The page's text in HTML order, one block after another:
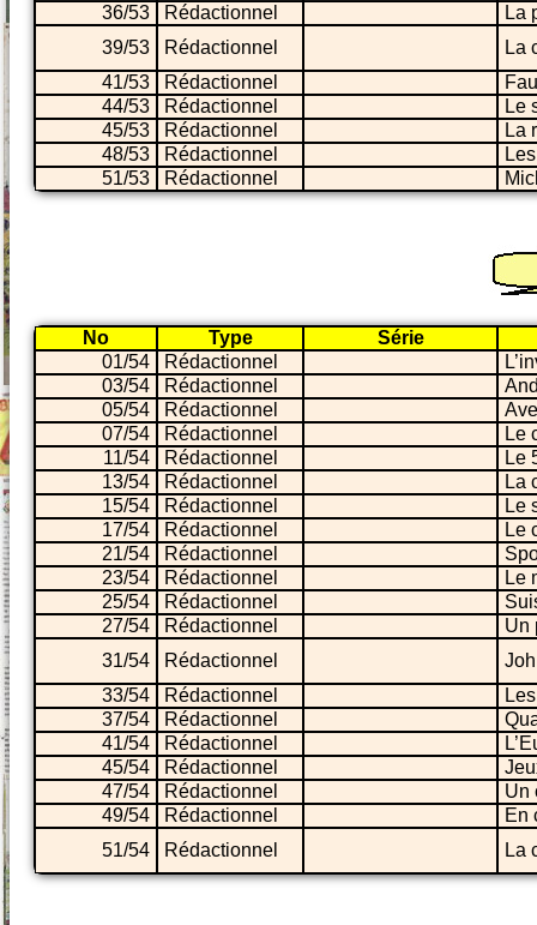
36/53
Rédactionnel
La
39/53
Rédactionnel
La
41/53
Rédactionnel
44/53
Rédactionnel
Le
45/53
Rédactionnel
La
48/53
Rédactionnel
51/53
Rédactionnel
No Type
Série
01/54
Rédactionnel
03/54
Rédactionnel
05/54
Rédactionnel
07/54
Rédactionnel
Le
11/54
Rédactionnel
Le
13/54
Rédactionnel
La
15/54
Rédactionnel
Le
17/54
Rédactionnel
Le
21/54
Rédactionnel
23/54
Rédactionnel
Le
25/54
Rédactionnel
27/54
Rédactionnel
Un
31/54
Rédactionnel
33/54
Rédactionnel
37/54
Rédactionnel
41/54
Rédactionnel
45/54
Rédactionnel
47/54
Rédactionnel
Un
49/54
Rédactionnel
En
51/54
Rédactionnel La